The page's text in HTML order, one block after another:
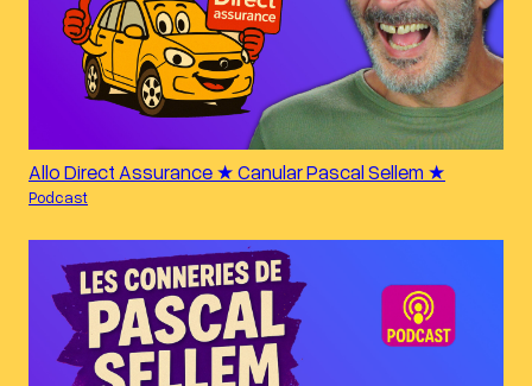
Allo Direct Assurance ★ Canular Pascal Sellem ★
Podcast